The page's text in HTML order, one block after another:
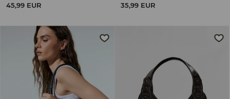
45,99 EUR 35,99 EUR